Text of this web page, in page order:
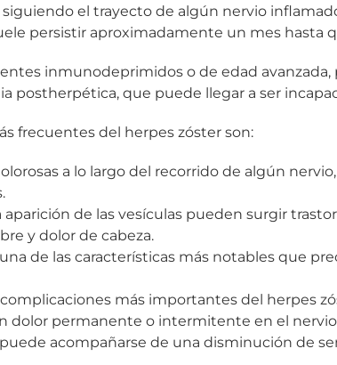
el trayecto de algún nervio
persistir aproximadamente un mes hasta
inmunodeprimidos o de edad
postherpética, que puede llegar a ser
frecuentes del herpes zóster son:
a lo largo del recorrido de algún
aparición de las vesículas pueden surgir
y dolor de cabeza.
de las características más notables que
más importantes del herpes
dolor permanente o intermitente en el
acompañarse de una disminución de